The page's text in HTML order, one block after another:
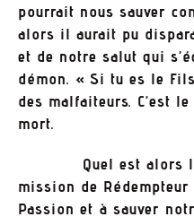
pourrait nous sauver
alors il aurait pu
et de notre salut qui
démon. « Si tu es le
des malfaiteurs. C’est
mort.
Quel est alors
mission de
Passion et à sauver